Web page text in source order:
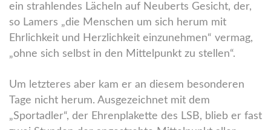
ein strahlendes Lächeln auf Neuberts Gesicht, der,
so Lamers „die Menschen um sich herum mit
Ehrlichkeit und Herzlichkeit einzunehmen“ vermag,
„ohne sich selbst in den Mittelpunkt zu stellen“.
Um letzteres aber kam er an diesem besonderen
Tage nicht herum. Ausgezeichnet mit dem
„Sportadler“, der Ehrenplakette des LSB, blieb er fast